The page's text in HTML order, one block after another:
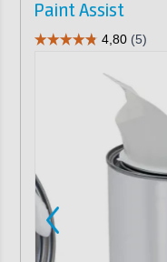
Paint Assist